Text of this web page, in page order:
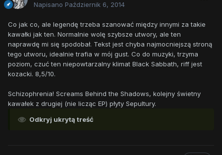
Napisano Październik 6, 2014
Co jak co, ale legendę trzeba szanować między innymi za takie
kawałki jak ten. Normalnie wolę szybsze utwory, ale ten
naprawdę mi się spodobał. Tekst jest chyba najmocniejszą stroną
tego utworu, idealnie trafia w mój gust. Co do muzyki, trzyma
poziom, czuć ten niepowtarzalny klimat Black Sabbath, riff jest
kozacki. 8,5/10.
Schizophrenia! Screams Behind the Shadows, kolejny świetny
kawałek z drugiej (nie licząc EP) płyty Sepultury.
Odkryj ukrytą treść